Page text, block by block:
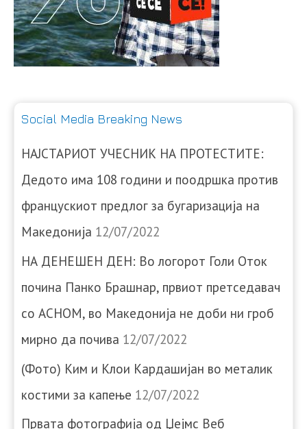
Social Media Breaking News
НАЈСТАРИОТ УЧЕСНИК НА ПРОТЕСТИТЕ:
Дедото има 108 години и поодршка против
францускиот предлог за бугаризација на
Македонија 12/07/2022
НА ДЕНЕШЕН ДЕН: Во логорот Голи Оток
почина Панко Брашнар, првиот претседавач
со АСНОМ, во Македонија не доби ни гроб
мирно да почива 12/07/2022
(Фото) Ким и Клои Кардашијан во металик
костими за капење 12/07/2022
Првата фотографија од Џејмс Веб